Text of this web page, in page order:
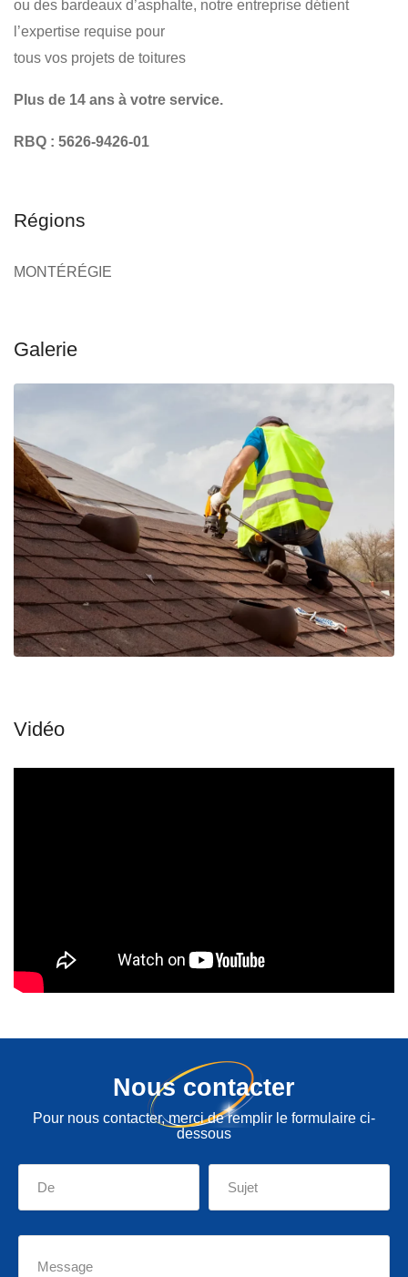
ou des bardeaux d’asphalte, notre entreprise détient
l’expertise requise pour
tous vos projets de toitures
Plus de 14 ans à votre service.
RBQ : 5626-9426-01
Régions
MONTÉRÉGIE
Nous contacter
Pour nous contacter, merci de remplir le formulaire ci-
dessous